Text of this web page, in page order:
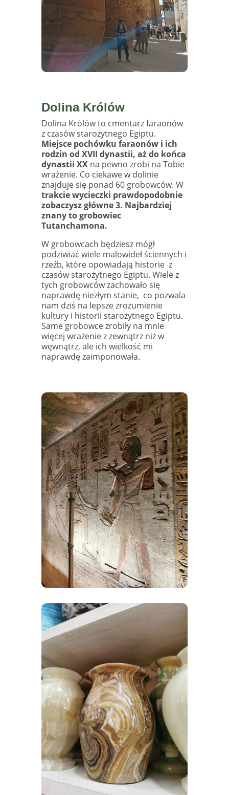
Dolina Królów
Dolina Królów to cmentarz faraonów
z czasów starożytnego Egiptu.
Miejsce pochówku faraonów i ich
rodzin od XVII dynastii, aż do końca
dynastii XXna pewno zrobi na Tobie
wrażenie. Co ciekawe w dolinie
znajduje się ponad 60 grobowców. W
trakcie wycieczki prawdopodobnie
zobaczysz główne 3. Najbardziej
znany to grobowiec
Tutanchamona.
W grobowcach będziesz mógł
podziwiać wiele malowideł ściennych i
rzeźb, które opowiadają historie z
czasów starożytnego Egiptu. Wiele z
tych grobowców zachowało się
naprawdę niezłym stanie, co pozwala
nam dziś na lepsze zrozumienie
kultury i historii starożytnego Egiptu.
Same grobowce zrobiły na mnie
więcej wrażenie z zewnątrz niż w
węwnątrz, ale ich wielkość mi
naprawdę zaimponowała.